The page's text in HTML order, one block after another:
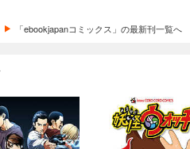
「ebookjapanコミックス」の最新刊一覧へ